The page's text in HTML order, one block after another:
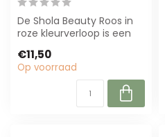
De Shola Beauty Roos in
roze kleurverloop is een
natuurlijk ...
€11,50
Op voorraad